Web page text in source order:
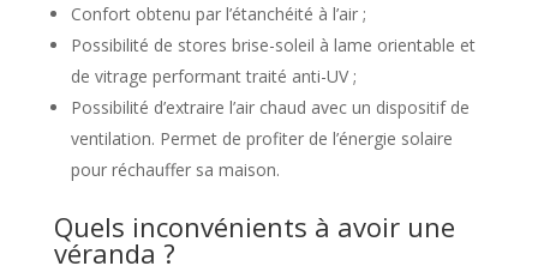
Confort obtenu par l’étanchéité à l’air ;
Possibilité de stores brise-soleil à lame orientable et
de vitrage performant traité anti-UV ;
Possibilité d’extraire l’air chaud avec un dispositif de
ventilation. Permet de profiter de l’énergie solaire
pour réchauffer sa maison.
Quels inconvénients à avoir une
véranda ?